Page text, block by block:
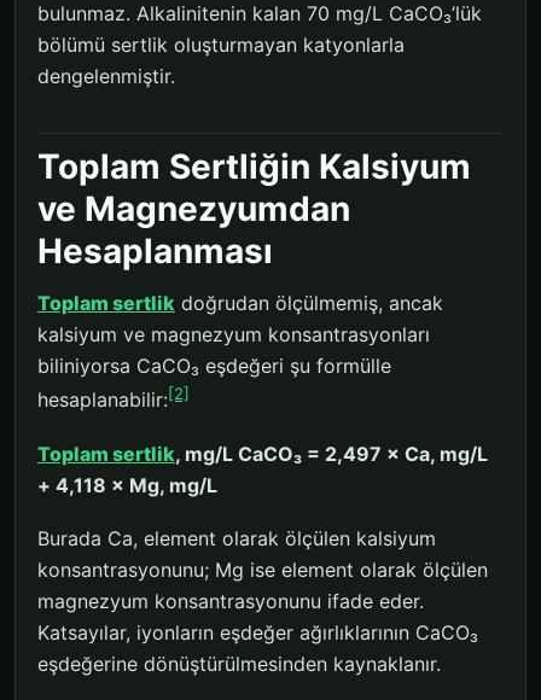
bulunmaz. Alkalinitenin kalan 70 mg/L CaCO₃’lük
bölümü sertlik oluşturmayan katyonlarla
dengelenmiştir.
Toplam Sertliğin Kalsiyum
ve Magnezyumdan
Hesaplanması
Toplam sertlik doğrudan ölçülmemiş, ancak
kalsiyum ve magnezyum konsantrasyonları
biliniyorsa CaCO₃ eşdeğeri şu formülle
hesaplanabilir:[2]
Toplam sertlik, mg/L CaCO₃ = 2,497 × Ca, mg/L
+ 4,118 × Mg, mg/L
Burada Ca, element olarak ölçülen kalsiyum
konsantrasyonunu; Mg ise element olarak ölçülen
magnezyum konsantrasyonunu ifade eder.
Katsayılar, iyonların eşdeğer ağırlıklarının CaCO₃
eşdeğerine dönüştürülmesinden kaynaklanır.